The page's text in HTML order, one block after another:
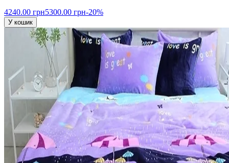
4240.00 грн5300.00 грн-20%
У кошик